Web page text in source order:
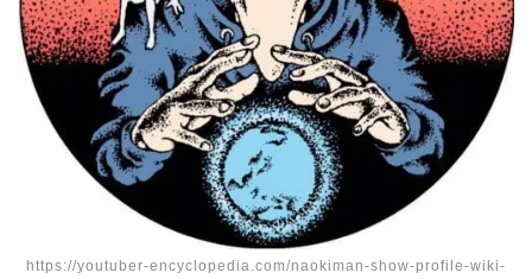
https://youtuber-encyclopedia.com/naokiman-show-profile-wiki-